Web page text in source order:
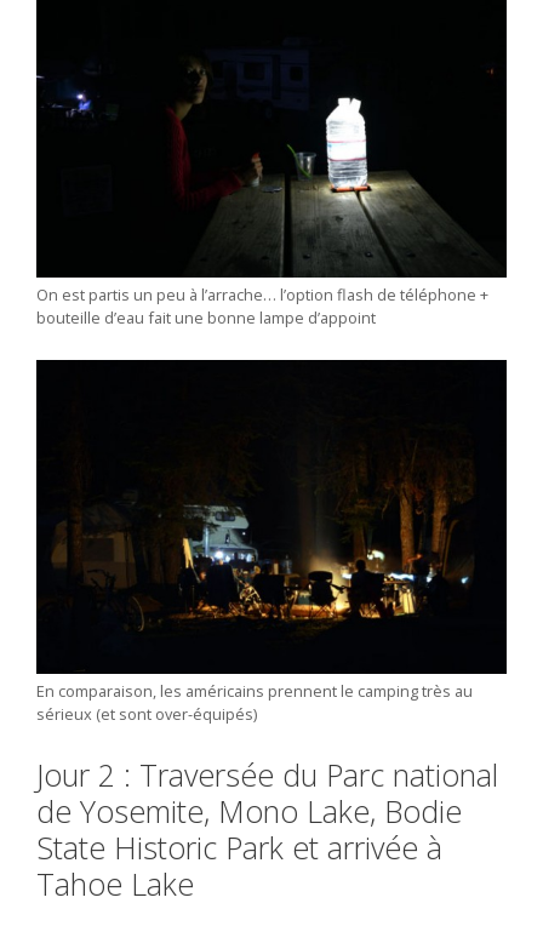
On est partis un peu à l’arrache… l’option flash de téléphone +
bouteille d’eau fait une bonne lampe d’appoint
En comparaison, les américains prennent le camping très au
sérieux (et sont over-équipés)
Jour 2 : Traversée du Parc national
de Yosemite, Mono Lake, Bodie
State Historic Park et arrivée à
Tahoe Lake